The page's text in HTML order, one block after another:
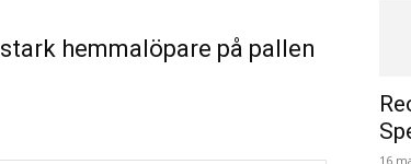
hemmalöpare på pallen
16